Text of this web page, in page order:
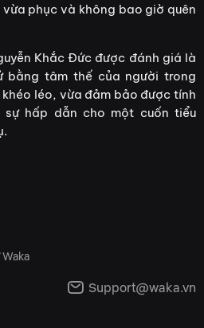
phục và không bao giờ quên
Khắc Đức được đánh giá là
bằng tâm thế của người trong
léo, vừa đảm bảo được tính
hấp dẫn cho một cuốn tiểu
Support@waka.vn